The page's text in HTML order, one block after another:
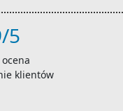
5
klientów